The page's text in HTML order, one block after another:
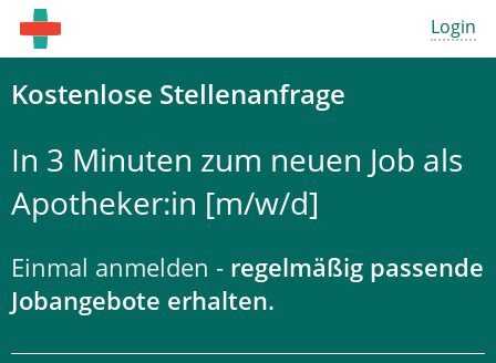
Login
Kostenlose Stellenanfrage
In 3 Minuten zum neuen Job als
Apotheker:in [m/w/d]
Einmal anmelden - regelmäßig passende
Jobangebote erhalten.